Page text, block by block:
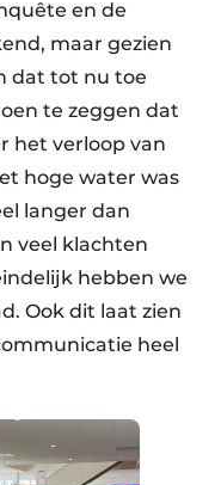
en de
maar gezien
dat tot nu toe
te zeggen dat
het verloop van
hoge water was
langer dan
veel klachten
hebben we
Ook dit laat zien
heel